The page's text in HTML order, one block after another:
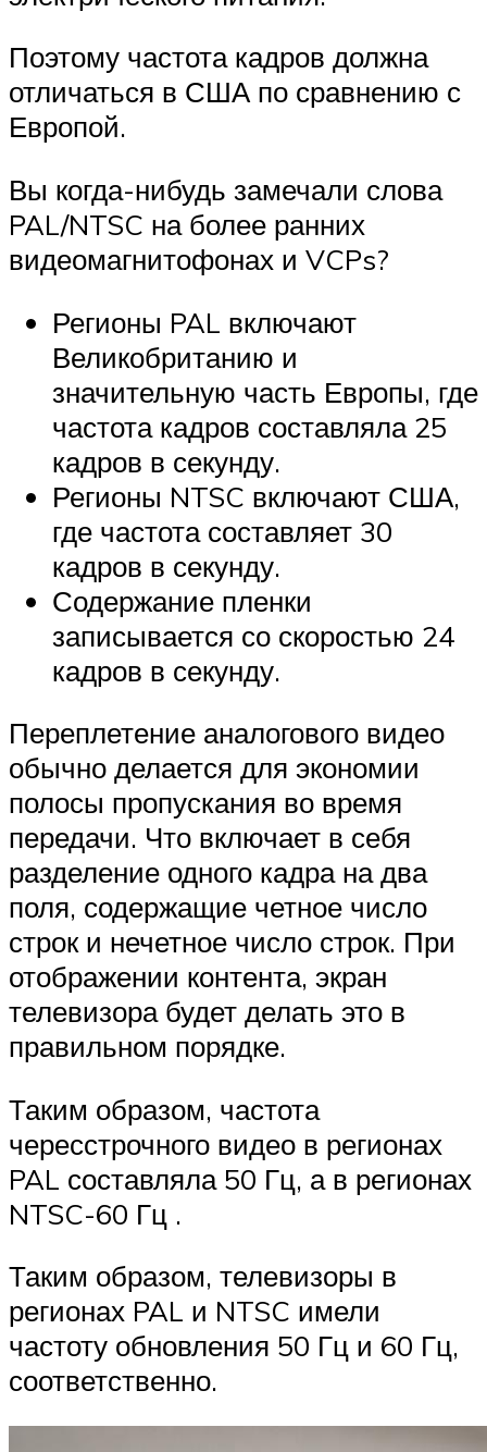
Поэтому частота кадров должна
отличаться в США по сравнению с
Европой.
Вы когда-нибудь замечали слова
PAL/NTSC на более ранних
видеомагнитофонах и VCPs?
Регионы PAL включают
Великобританию и
значительную часть Европы, где
частота кадров составляла 25
кадров в секунду.
Регионы NTSC включают США,
где частота составляет 30
кадров в секунду.
Содержание пленки
записывается со скоростью 24
кадров в секунду.
Переплетение аналогового видео
обычно делается для экономии
полосы пропускания во время
передачи. Что включает в себя
разделение одного кадра на два
поля, содержащие четное число
строк и нечетное число строк. При
отображении контента, экран
телевизора будет делать это в
правильном порядке.
Таким образом, частота
чересстрочного видео в регионах
PAL составляла 50 Гц, а в регионах
NTSC-60 Гц .
Таким образом, телевизоры в
регионах PAL и NTSC имели
частоту обновления 50 Гц и 60 Гц,
соответственно.